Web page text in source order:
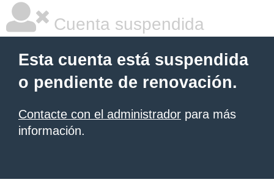
Cuenta suspendida
Esta cuenta está suspendida
o pendiente de renovación.
Contacte con el administrador para más
información.